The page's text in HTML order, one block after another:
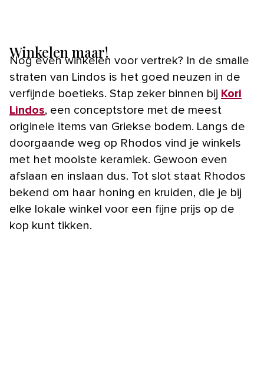
Winkelen maar!
Nog even winkelen voor vertrek? In de smalle
straten van Lindos is het goed neuzen in de
verfijnde boetieks. Stap zeker binnen bij Kori
Lindos, een conceptstore met de meest
originele items van Griekse bodem. Langs de
doorgaande weg op Rhodos vind je winkels
met het mooiste keramiek. Gewoon even
afslaan en inslaan dus. Tot slot staat Rhodos
bekend om haar honing en kruiden, die je bij
elke lokale winkel voor een fijne prijs op de
kop kunt tikken.